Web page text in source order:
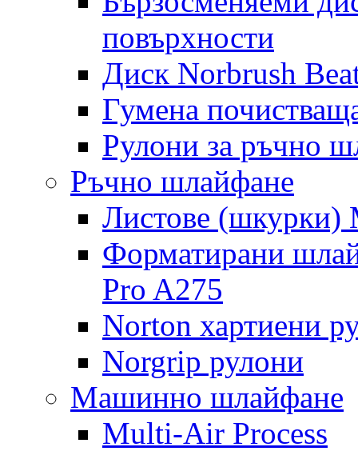
повърхности
Диск Norbrush
Гумена
Рулони за ръчно
Ръчно шлайфане
Листове
Форматирани
Pro A275
Norton хартиени
Norgrip рулони
Машинно шлайфане
Multi-Air Process